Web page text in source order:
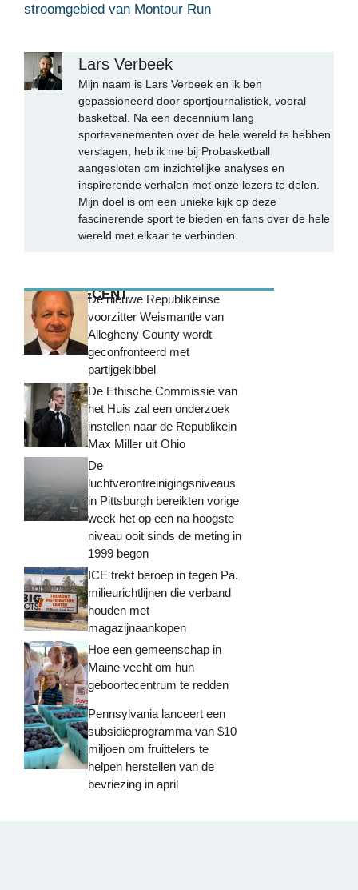
stroomgebied van Montour Run
Lars Verbeek
Mijn naam is Lars Verbeek en ik ben
gepassioneerd door sportjournalistiek, vooral
basketbal. Na een decennium lang
sportevenementen over de hele wereld te hebben
verslagen, heb ik me bij Probasketball
aangesloten om inzichtelijke analyses en
inspirerende verhalen met onze lezers te delen.
Mijn doel is om een unieke kijk op deze
fascinerende sport te bieden en fans over de hele
wereld met elkaar te verbinden.
MEEST RECENTDe nieuwe Republikeinse
voorzitter Weismantle van
Allegheny County wordt
geconfronteerd met
partijgekibbel
De Ethische Commissie van
het Huis zal een onderzoek
instellen naar de Republikein
Max Miller uit Ohio
De
luchtverontreinigingsniveaus
in Pittsburgh bereikten vorige
week het op een na hoogste
niveau ooit sinds de meting in
1999 begon
ICE trekt beroep in tegen Pa.
milieurichtlijnen die verband
houden met
magazijnaankopen
Hoe een gemeenschap in
Maine vecht om hun
geboortecentrum te redden
Pennsylvania lanceert een
subsidieprogramma van $10
miljoen om fruittelers te
helpen herstellen van de
bevriezing in april